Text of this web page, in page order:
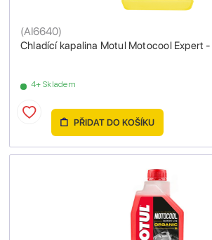
Chladící kapalina Motul Motocool Expert -
(AI6640)
4+ Skladem
PŘIDAT DO KOŠÍKU